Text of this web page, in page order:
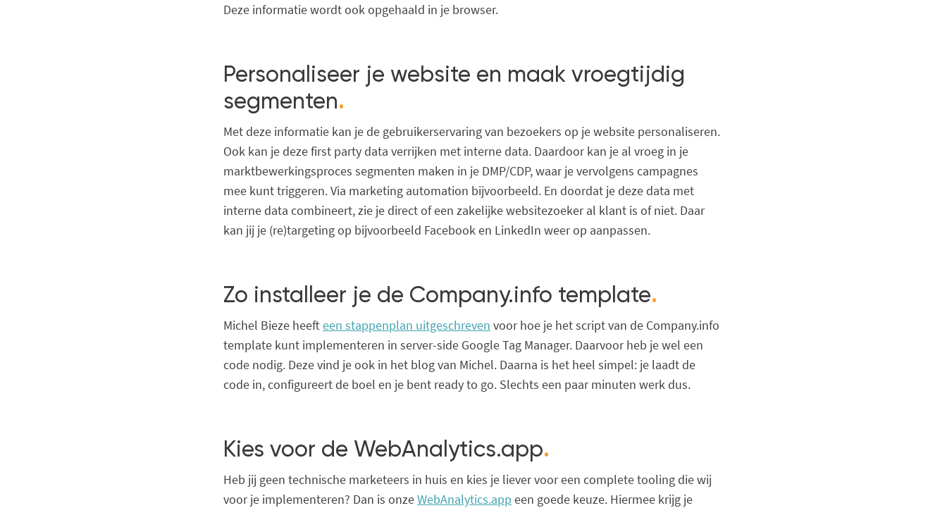
Deze informatie wordt ook opgehaald in je browser.
Personaliseer je website en maak vroegtijdig
segmenten.
Met deze informatie kan je de gebruikerservaring van bezoekers op je website personaliseren.
Ook kan je deze first party data verrijken met interne data. Daardoor kan je al vroeg in je
marktbewerkingsproces segmenten maken in je DMP/CDP, waar je vervolgens campagnes
mee kunt triggeren. Via marketing automation bijvoorbeeld. En doordat je deze data met
interne data combineert, zie je direct of een zakelijke websitezoeker al klant is of niet. Daar
kan jij je (re)targeting op bijvoorbeeld Facebook en LinkedIn weer op aanpassen.
Zo installeer je de Company.info template.
Michel Bieze heefteen stappenplan uitgeschreven voor hoe je het script van de Company.info
template kunt implementeren in server-side Google Tag Manager. Daarvoor heb je wel een
code nodig. Deze vind je ook in het blog van Michel. Daarna is het heel simpel: je laadt de
code in, configureert de boel en je bent ready to go. Slechts een paar minuten werk dus.
Kies voor de WebAnalytics.app.
Heb jij geen technische marketeers in huis en kies je liever voor een complete tooling die wij
voor je implementeren? Dan is onzeWebAnalytics.app een goede keuze. Hiermee krijg je